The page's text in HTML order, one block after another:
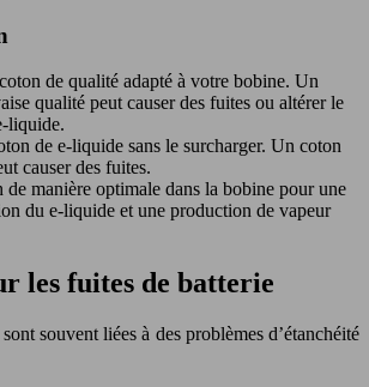
de qualité adapté à votre bobine. Un
qualité peut causer des fuites ou altérer le
liquide.
de e-liquide sans le surcharger. Un coton
causer des fuites.
de manière optimale dans la bobine pour une
du e-liquide et une production de vapeur
les fuites de batterie
souvent liées à des problèmes d’étanchéité